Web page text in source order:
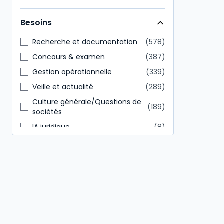
Direction générale
146
Tout public
85
Besoins
Recherche et documentation
578
Concours & examen
387
Gestion opérationnelle
339
Veille et actualité
289
Culture générale/Questions de
sociétés
189
IA juridique
8